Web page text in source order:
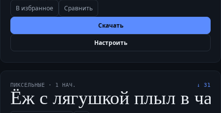
В избранное Сравнить
Скачать
Настроить
ПИКСЕЛЬНЫЕ · 1 НАЧ. ↓ 31
Ёж с лягушкой плыл в